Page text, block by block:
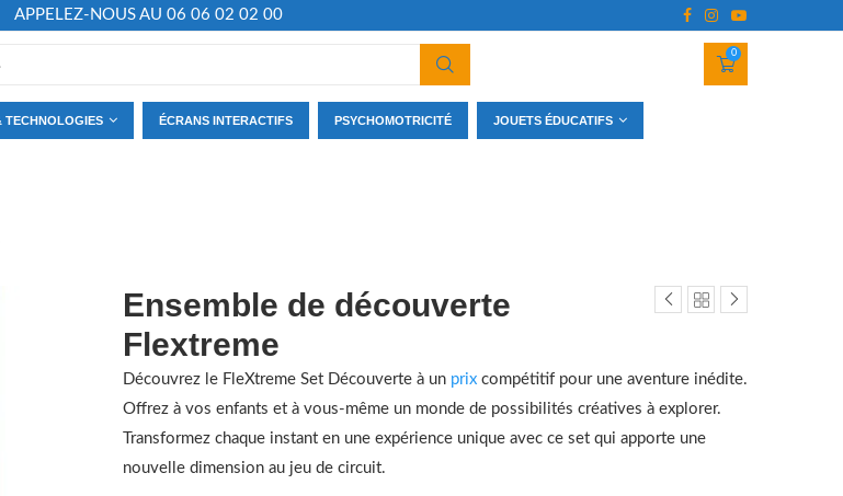
APPELEZ-NOUS AU 06 06 02 02 00
0
TECHNOLOGIES ÉCRANS INTERACTIFS PSYCHOMOTRICITÉ JOUETS ÉDUCATIFS
Ensemble de découverte
Flextreme
Découvrez le FleXtreme Set Découverte à un prixcompétitif pour une aventure inédite.
Offrez à vos enfants et à vous-même un monde de possibilités créatives à explorer.
Transformez chaque instant en une expérience unique avec ce set qui apporte une
nouvelle dimension au jeu de circuit.